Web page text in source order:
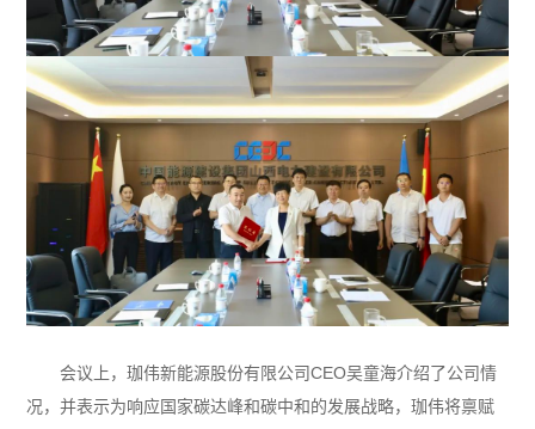
会议上，珈伟新能源股份有限公司CEO吴童海介绍了公司情
况，并表示为响应国家碳达峰和碳中和的发展战略，珈伟将禀赋